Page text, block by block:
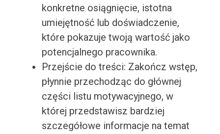
konkretne osiągnięcie, istotna
umiejętność lub doświadczenie,
które pokazuje twoją wartość jako
potencjalnego pracownika.
Przejście do treści: Zakończ wstęp,
płynnie przechodząc do głównej
części listu motywacyjnego, w
której przedstawisz bardziej
szczegółowe informacje na temat